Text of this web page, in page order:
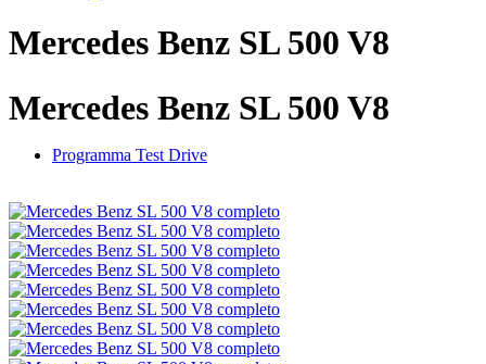
Mercedes Benz SL 500 V8
Mercedes Benz SL 500 V8
Programma Test Drive